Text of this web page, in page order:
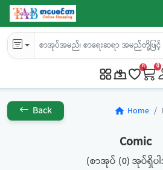
0 0
Back home Home
Comic
(စာအုပ် (0) အုပ်ရှိ